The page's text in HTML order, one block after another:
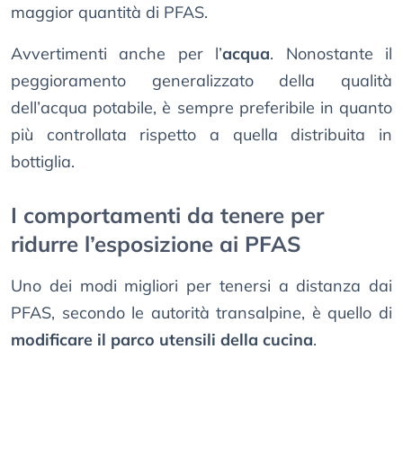
maggior quantità di PFAS.
Avvertimenti anche per l’acqua. Nonostante il
peggioramento generalizzato della qualità
dell’acqua potabile, è sempre preferibile in quanto
più controllata rispetto a quella distribuita in
bottiglia.
I comportamenti da tenere per
ridurre l’esposizione ai PFAS
Uno dei modi migliori per tenersi a distanza dai
PFAS, secondo le autorità transalpine, è quello di
modificare il parco utensili della cucina.